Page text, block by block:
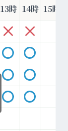
13時 14時 15時